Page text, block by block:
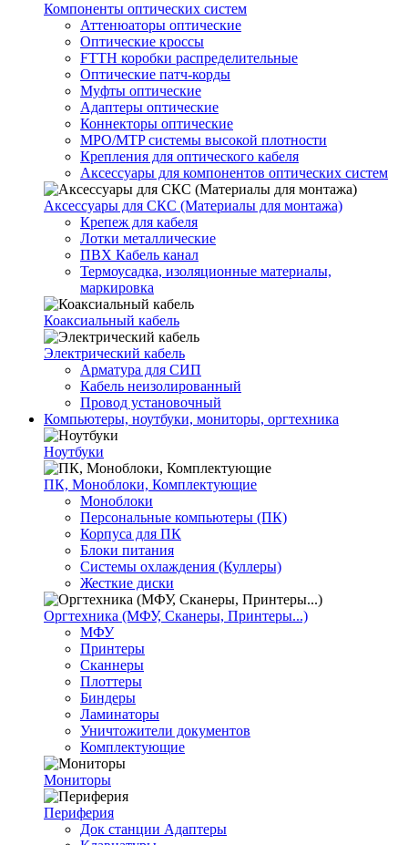
Компоненты оптических систем
Аттенюаторы оптические
Оптические кроссы
FTTH коробки распределительные
Оптические патч-корды
Муфты оптические
Адаптеры оптические
Коннекторы оптические
MPO/MTP системы высокой плотности
Крепления для оптического кабеля
Аксессуары для компонентов оптических систем
Аксессуары для СКС (Материалы для монтажа)
Крепеж для кабеля
Лотки металлические
ПВХ Кабель канал
Термоусадка, изоляционные материалы,
маркировка
Коаксиальный кабель
Электрический кабель
Арматура для СИП
Кабель неизолированный
Провод установочный
Компьютеры, ноутбуки, мониторы, оргтехника
Ноутбуки
ПК, Моноблоки, Комплектующие
Моноблоки
Персональные компьютеры (ПК)
Корпуса для ПК
Блоки питания
Системы охлаждения (Куллеры)
Жесткие диски
Оргтехника (МФУ, Сканеры, Принтеры...)
МФУ
Принтеры
Сканнеры
Плоттеры
Биндеры
Ламинаторы
Уничтожители документов
Комплектующие
Мониторы
Периферия
Док станции Адаптеры